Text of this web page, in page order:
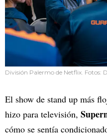
División Palermo de Netflix. Fotos:
El show de stand up más
hizo para televisión,
cómo se sentía